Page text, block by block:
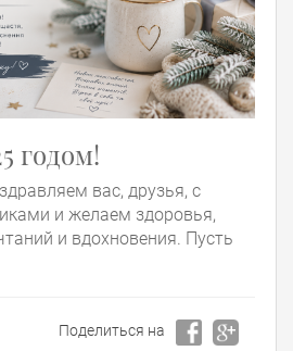
годом!
вас, друзья, с
и желаем здоровья,
и вдохновения. Пусть
Поделиться на